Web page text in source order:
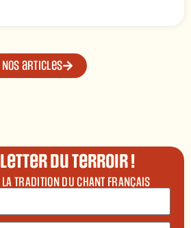
Nos articles
du terroir !
TRADITION DU CHANT FRANÇAIS